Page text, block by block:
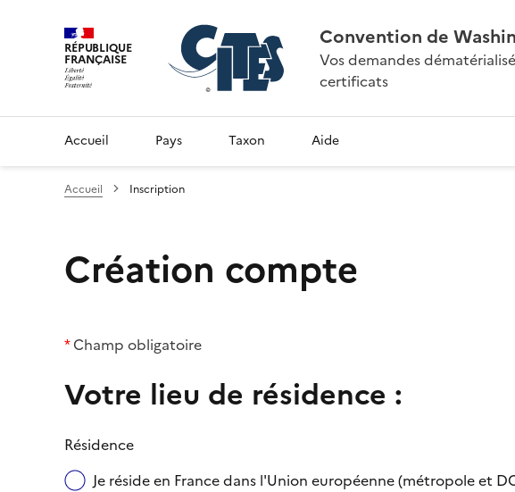
RÉPUBLIQUE
FRANÇAISE
Convention de
Vos demandes
certificats
Accueil Pays Taxon Aide
Accueil Inscription
Création compte
*Champ obligatoire
Votre lieu de résidence :
Résidence
Je réside en France dans l'Union européenne (métropole et